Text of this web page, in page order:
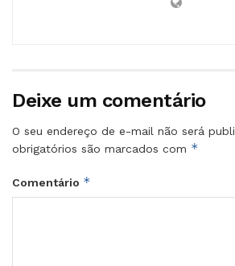
Deixe um comentário
O seu endereço de e-mail não será
obrigatórios são marcados com *
Comentário *